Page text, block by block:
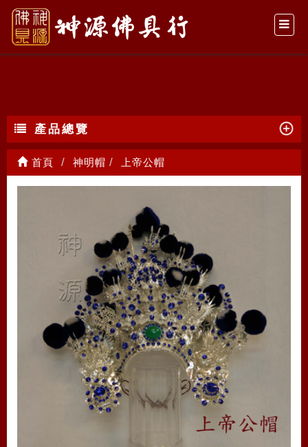
上帝公帽
產品總覽
首頁 神明帽 上帝公帽